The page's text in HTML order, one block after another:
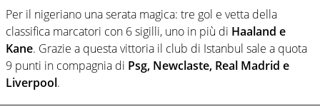
Per il nigeriano una serata magica: tre gol e vetta della
classifica marcatori con 6 sigilli, uno in più di Haaland e
Kane. Grazie a questa vittoria il club di Istanbul sale a quota
9 punti in compagnia di Psg, Newclaste, Real Madrid e
Liverpool.